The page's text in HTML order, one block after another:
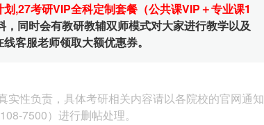
划,27考研VIP全科定制套餐（公共课VIP＋专业课1
同时会有教研教辅双师模式对大家进行教学以及
客服老师领取大额优惠券。
性负责，具体考研相关内容请以各院校的官网通知
7500）进行删帖处理。